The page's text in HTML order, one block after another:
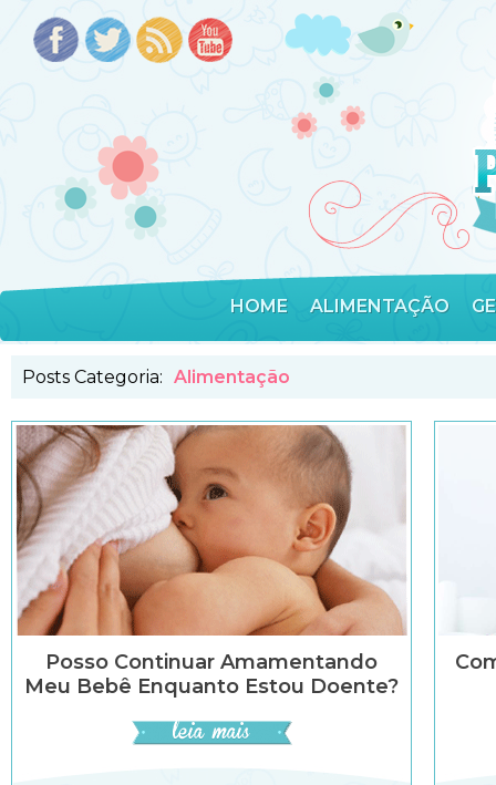
HOME ALIMENTAÇÃO
Posts Categoria: Alimentação
Posso Continuar Amamentando
Meu Bebê Enquanto Estou Doente?